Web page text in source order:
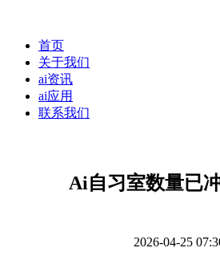
首页
关于我们
ai资讯
ai应用
联系我们
Ai自习室数量已
2026-04-25